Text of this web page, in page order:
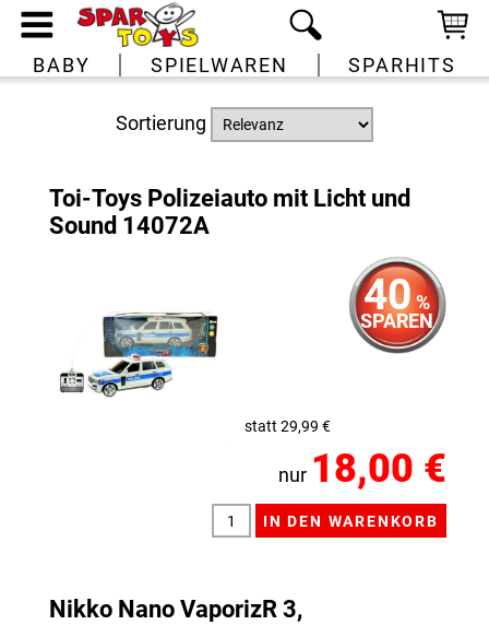
BABY SPIELWAREN SPARHITS
Sortierung
Toi-Toys Polizeiauto mit Licht und
Sound 14072A
40 %
SPAREN
statt 29,99 €
nur 18,00 €
Nikko Nano VaporizR 3,